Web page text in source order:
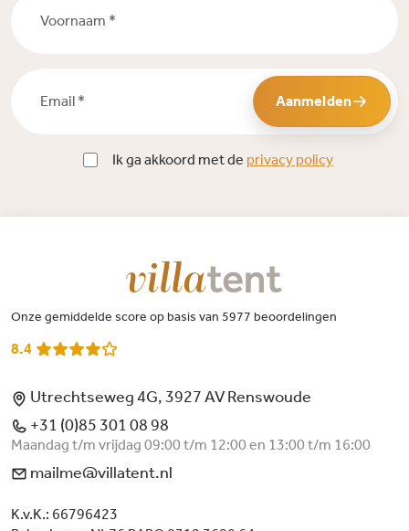
Aanmelden
Ik ga akkoord met de privacy policy
Onze gemiddelde score op basis van 5977 beoordelingen
8.4
Utrechtseweg 4G, 3927 AV Renswoude
+31 (0)85 301 08 98
Maandag t/m vrijdag 09:00 t/m 12:00 en 13:00 t/m 16:00
mailme@villatent.nl
K.v.K.: 66796423